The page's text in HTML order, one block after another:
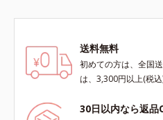
送料無料
初めての方は、全国
は、3,300円以上(税
30日以内なら返品